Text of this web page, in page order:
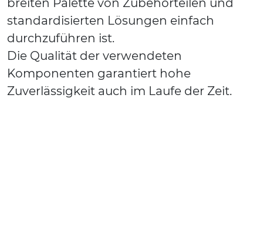
standardisierten Lösungen einfach
durchzuführen ist.
Die Qualität der verwendeten
Komponenten garantiert hohe
Zuverlässigkeit auch im Laufe der Zeit.